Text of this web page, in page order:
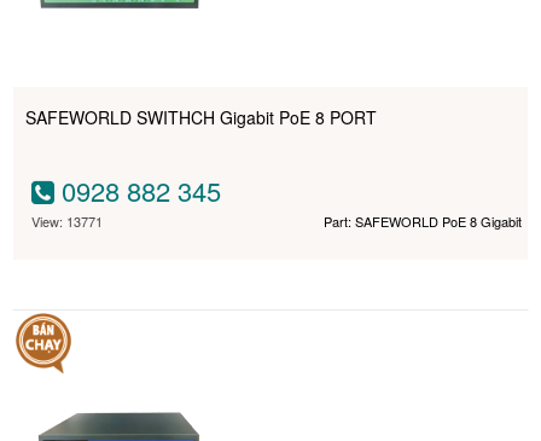
SAFEWORLD SWITHCH Gigabit PoE 8 PORT
0928 882 345
View: 13771 Part: SAFEWORLD PoE 8 Gigabit